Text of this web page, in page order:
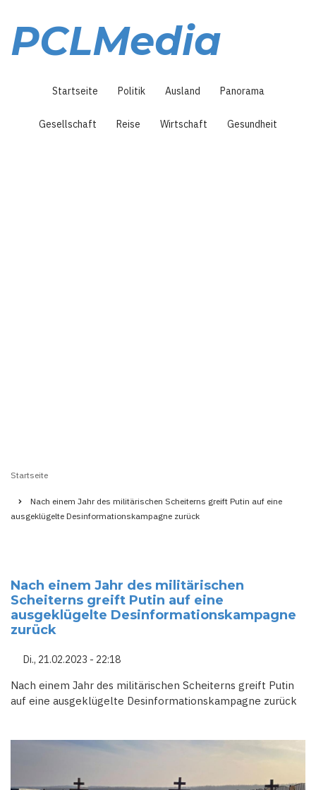
Inhalt
PCLMedia
Startseite Politik Ausland Panorama
Gesellschaft Reise Wirtschaft Gesundheit
Startseite
Nach einem Jahr des militärischen Scheiterns greift Putin auf eine
ausgeklügelte Desinformationskampagne zurück
Nach einem Jahr des militärischen
Scheiterns greift Putin auf eine
ausgeklügelte Desinformationskampagne
zurück
Di., 21.02.2023 - 22:18
Nach einem Jahr des militärischen Scheiterns greift Putin
auf eine ausgeklügelte Desinformationskampagne zurück